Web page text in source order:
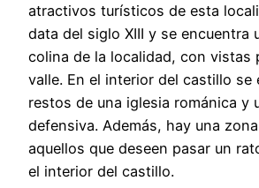
atractivos turísticos de esta
data del siglo XIII y se encuentra
colina de la localidad, con vistas
valle. En el interior del castillo se
restos de una iglesia románica y
defensiva. Además, hay una
aquellos que deseen pasar un
el interior del castillo.